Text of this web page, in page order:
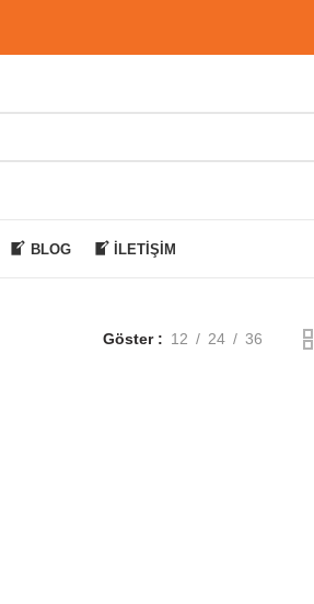
BLOG İLETIŞIM
Göster 12 24 36